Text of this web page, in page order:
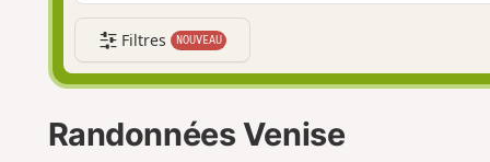
Filtres NOUVEAU
Randonnées Venise